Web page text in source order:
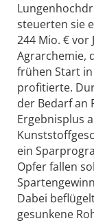
steuerten sie
244 Mio. € vor
Agrarchemie,
frühen Start
profitierte.
der Bedarf an
Ergebnisplus
ein
Opfer fallen
Dabei
gesunkene